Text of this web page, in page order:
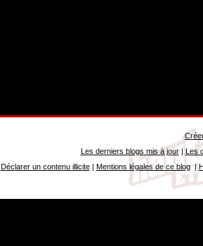
Les derniers blogs mis à jour| Les
Déclarer un contenu illicite| Mentions légales de ce blog|